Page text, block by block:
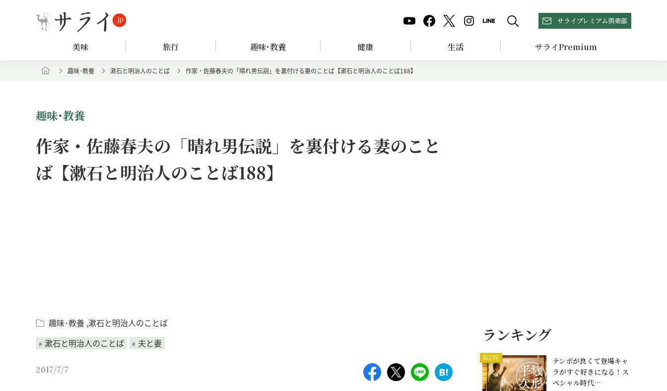
サライプレミアム倶楽部
美味 旅行 趣味･教養 健康 生活 サライPremium
趣味･教養 漱石と明治人のことば 作家・佐藤春夫の「晴れ男伝説」を裏付ける妻のことば【漱石と明治人のことば188】
趣味･教養
作家・佐藤春夫の「晴れ男伝説」を裏付ける妻のこと
ば【漱石と明治人のことば188】
趣味･教養 漱石と明治人のことば
漱石と明治人のことば
夫と妻
2017/7/7
ランキング
NEW
テンポが良くて登場キャ
ラがすぐ好きになる！ス
ペシャル時代…